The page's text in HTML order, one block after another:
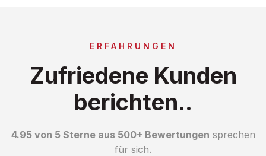
ERFAHRUNGEN
Zufriedene Kunden
berichten..
4.95 von 5 Sterne aus 500+ Bewertungen sprechen
für sich.